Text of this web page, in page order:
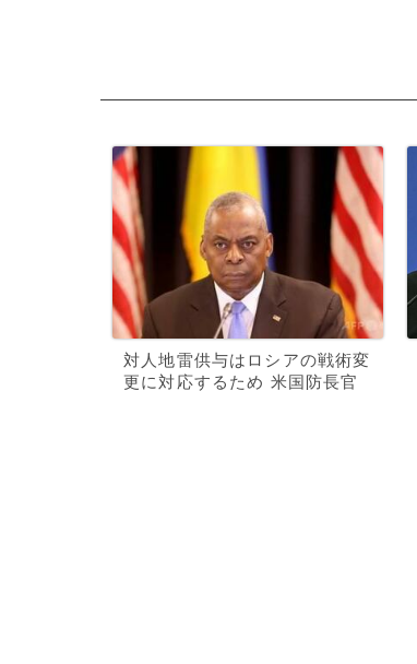
対人地雷供与はロシアの戦術変
更に対応するため 米国防長官